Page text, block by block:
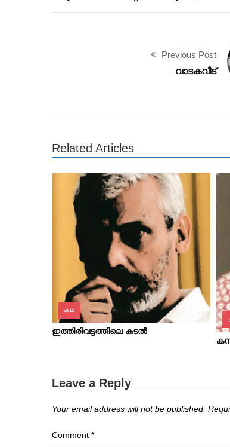
Previous Post
വാടകവീട്
Related Articles
കഥ
ഇത്തിരിവട്ടത്തിലെ കടൽ
Leave a Reply
Your email address will not be published.
Comment *